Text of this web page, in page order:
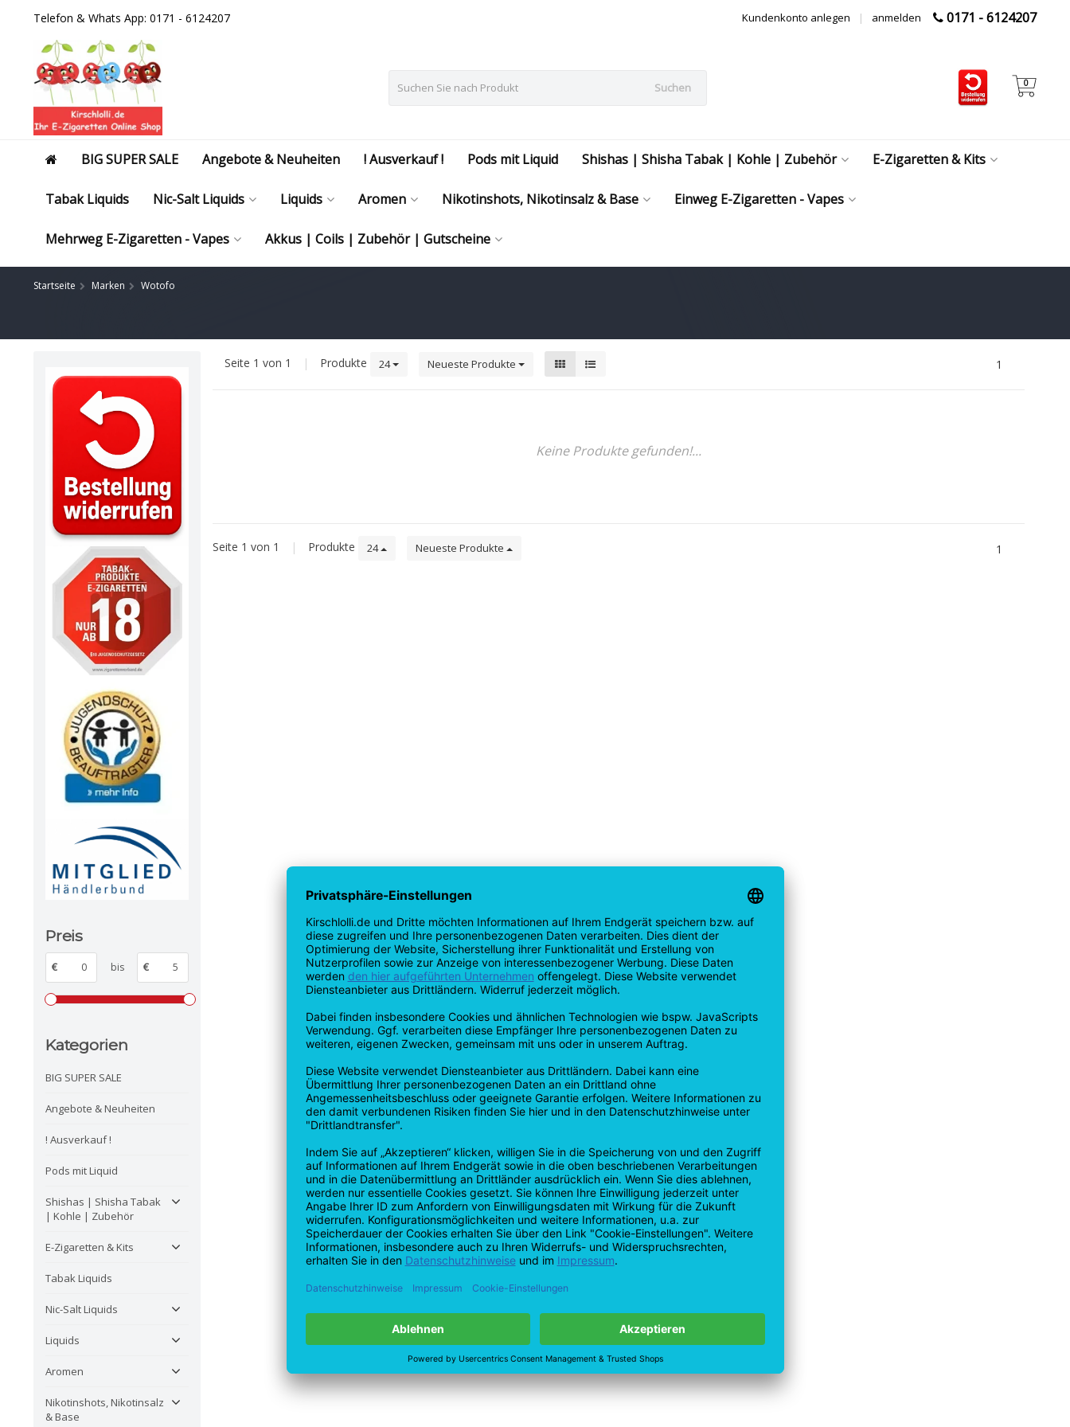
Telefon & Whats App: 0171 - 6124207 0171 - 6124207
anmelden
|
Kundenkonto anlegen
Suchen 0
BIG SUPER SALE Angebote & Neuheiten ! Ausverkauf ! Pods mit Liquid Shishas | Shisha Tabak | Kohle | Zubehör E-Zigaretten & Kits
Tabak Liquids Nic-Salt Liquids Liquids Aromen Nikotinshots, Nikotinsalz & Base Einweg E-Zigaretten - Vapes
Mehrweg E-Zigaretten - Vapes Akkus | Coils | Zubehör | Gutscheine
Startseite Marken Wotofo
Preis
€ bis €
Kategorien
BIG SUPER SALE
Angebote & Neuheiten
! Ausverkauf !
Pods mit Liquid
Shishas | Shisha Tabak
| Kohle | Zubehör
E-Zigaretten & Kits
Tabak Liquids
Nic-Salt Liquids
Liquids
Aromen
Nikotinshots, Nikotinsalz
& Base
Seite 1 von 1 | Produkte 24 Neueste Produkte 1
Keine Produkte gefunden!...
Seite 1 von 1 | Produkte 24 Neueste Produkte 1